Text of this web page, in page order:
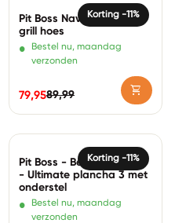
Korting -11%
Pit Boss Navigator 550
grill hoes
•
Bestel nu, maandag
verzonden
Normale prijs
89,99
Verkoopprijs
79,95 shopping_cart
Korting -11%
Pit Boss - Beschermhoes
- Ultimate plancha 3 met
onderstel
•
Bestel nu, maandag
verzonden